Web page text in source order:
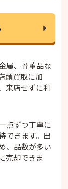
属、骨董品な
頭買取に加
来店せずに利
点ずつ丁寧に
できます。出
、品数が多い
売却できま